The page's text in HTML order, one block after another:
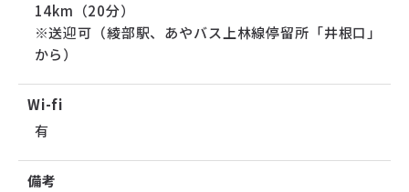
14km（20分）
※送迎可（綾部駅、あやバス上林線停留所「井根口」
から）
Wi-fi
有
備考